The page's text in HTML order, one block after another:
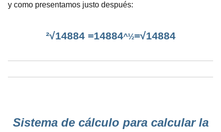
y como presentamos justo después:
²√14884 =14884^½=√14884
Sistema de cálculo para calcular la